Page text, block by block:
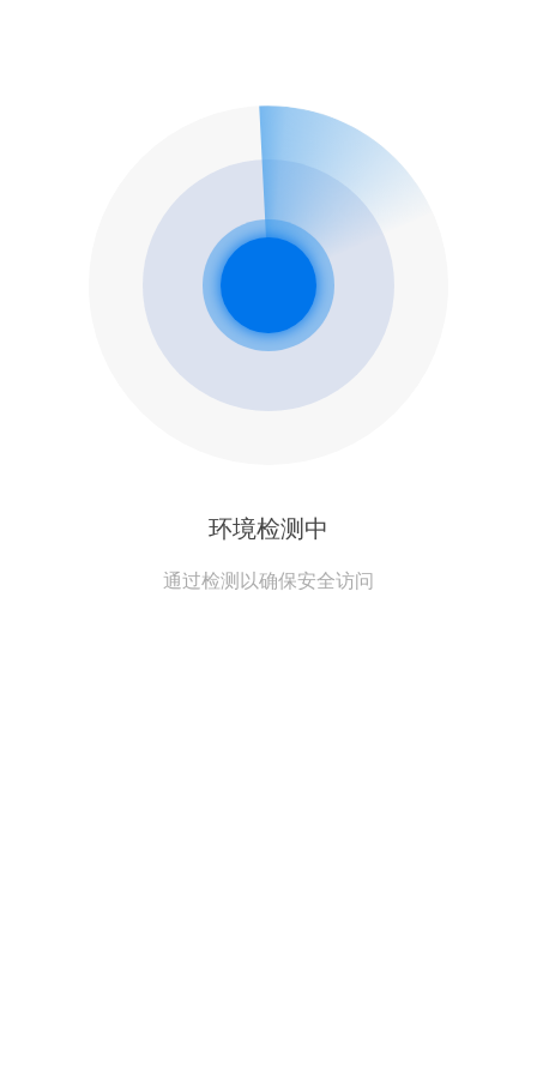
环境检测中
通过检测以确保安全访问